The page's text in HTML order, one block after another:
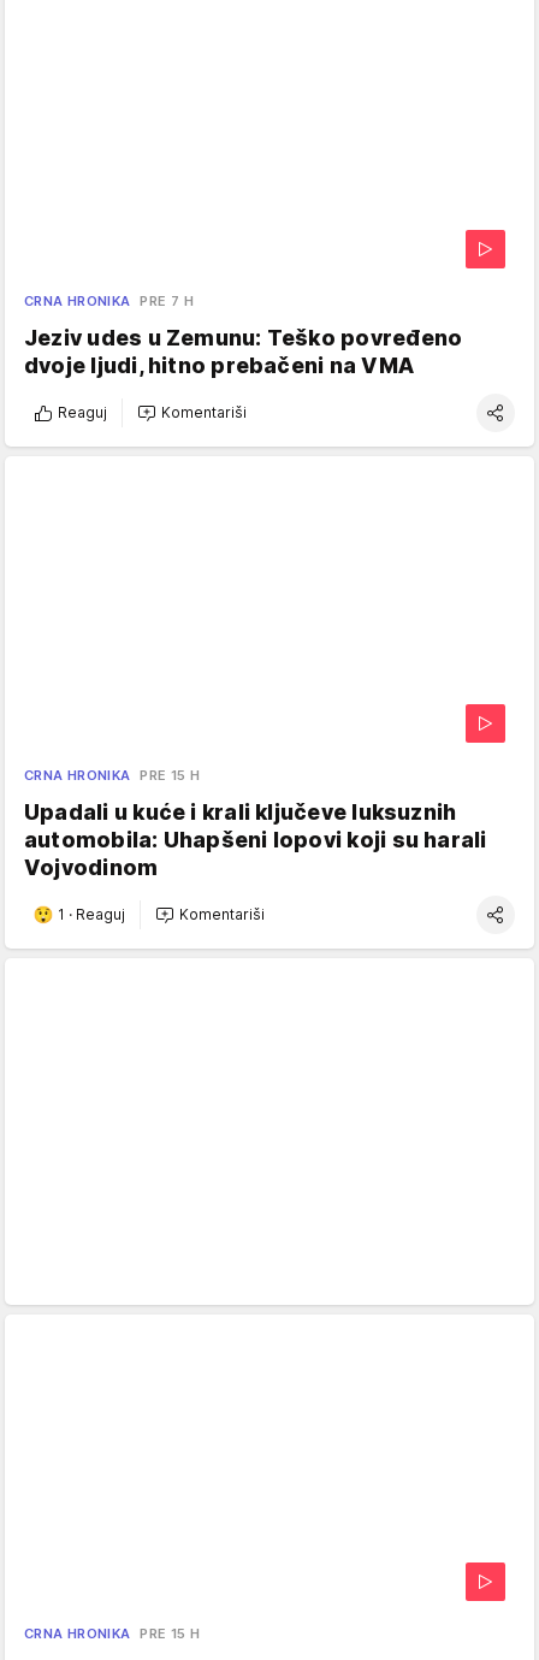
CRNA HRONIKA PRE 7 H
Jeziv udes u Zemunu: Teško povređeno
dvoje ljudi, hitno prebačeni na VMA
Reaguj Komentariši
CRNA HRONIKA PRE 15 H
Upadali u kuće i krali ključeve luksuznih
automobila: Uhapšeni lopovi koji su harali
Vojvodinom
1 · Reaguj Komentariši
CRNA HRONIKA PRE 15 H